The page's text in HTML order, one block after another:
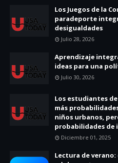
Los Juegos de la
paradeporte
desigualdades
Julio 28, 2026
Aprendizaje
ideas para una
Julio 30, 2026
Los estudiantes
más
niños urbanos,
probabilidades de
Diciembre 01, 2025
Lectura de